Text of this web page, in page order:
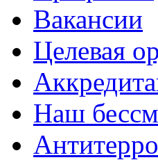
Вакансии
Целевая
Наш